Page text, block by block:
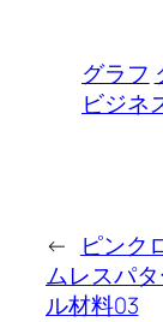
グラフ
ビジネ
←
ピンク
ムレスパ
ル材料03